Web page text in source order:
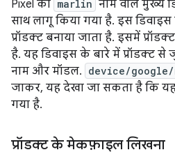
Pixel को marlin नाम वाले मुख्य
साथ लागू किया गया है. इस
प्रॉडक्ट बनाया जाता है. इसमें
है. यह डिवाइस के बारे में प्रॉडक्ट से
नाम और मॉडल. device/
जाकर, यह देखा जा सकता है कि
गया है.
प्रॉडक्ट के मेकफ़ाइल लिखना